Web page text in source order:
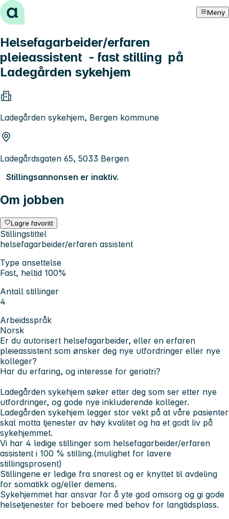
Hopp til innhold Meny
Helsefagarbeider/erfaren
pleieassistent - fast stilling på
Ladegården sykehjem
Ladegården sykehjem, Bergen kommune
Ladegårdsgaten 65, 5033 Bergen
Stillingsannonsen er inaktiv.
Om jobben
Lagre favoritt
Stillingstittel
helsefagarbeider/erfaren assistent
Type ansettelse
Fast, heltid 100%
Antall stillinger
4
Arbeidsspråk
Norsk
Er du autorisert helsefagarbeider, eller en erfaren
pleieassistent som ønsker deg nye utfordringer eller nye
kolleger?
Har du erfaring, og interesse for geriatri?
Ladegården sykehjem søker etter deg som ser etter nye
utfordringer, og gode nye inkluderende kolleger.
Ladegården sykehjem legger stor vekt på at våre pasienter
skal motta tjenester av høy kvalitet og ha et godt liv på
sykehjemmet.
Vi har 4 ledige stillinger som helsefagarbeider/erfaren
assistent i 100 % stilling.(mulighet for lavere
stillingsprosent)
Stillingene er ledige fra snarest og er knyttet til avdeling
for somatikk og/eller demens.
Sykehjemmet har ansvar for å yte god omsorg og gi gode
helsetjenester for beboere med behov for langtidsplass.